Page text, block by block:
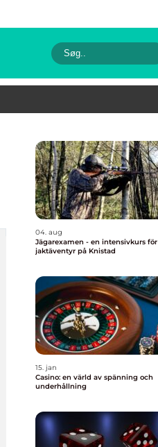
04. aug
Jägarexamen - en intensivkurs för
jaktäventyr på Knistad
15. jan
Casino: en värld av spänning och
underhållning